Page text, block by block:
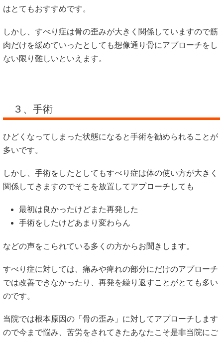
はとてもおすすめです。
しかし、すべり症は骨の歪みが大きく関係していますので筋
肉だけを緩めていったとしても想像通り骨にアプローチをし
ない限り難しいといえます。
３、手術
ひどくなってしまった状態になると手術を勧められることが
多いです。
しかし、手術をしたとしてもすべり症は体の使い方が大きく
関係してきますのでそこを放置してアプローチしても
最初は良かったけどまた再発した
手術をしたけどあまり変わらん
などの声をこられている多くの方からお聞きします。
すべり症に対しては、痛みや痺れの部分にだけのアプローチ
では改善できなかったり、再発を繰り返すことがとても多い
のです。
当院では根本原因の「骨の歪み」に対してアプローチします
ので今まで悩み、苦労をされてきたあなたこそ是非当院にご